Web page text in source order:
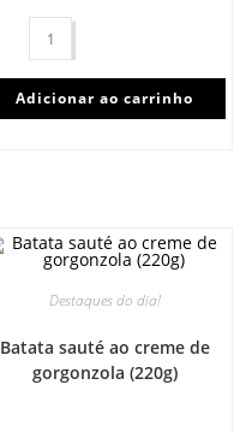
Adicionar ao carrinho
Destaques do dia!
Batata sauté ao creme de
gorgonzola (220g)